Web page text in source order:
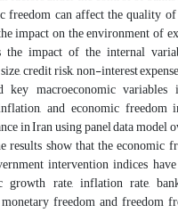
freedom can affect the quality
impact on the environment of
the impact of the internal
credit risk, non-interest
key macroeconomic variables
and economic freedom
in Iran using panel data model
results show that the economic
intervention indices
growth rate, inflation rate,
freedom and freedom